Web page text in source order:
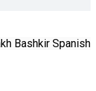
Bashkir Spanish